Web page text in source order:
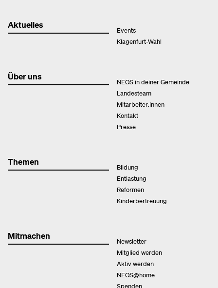
Aktuelles
Events
Klagenfurt-Wahl
Über uns
NEOS in deiner Gemeinde
Landesteam
Mitarbeiter:innen
Kontakt
Presse
Themen
Bildung
Entlastung
Reformen
Kinderbertreuung
Mitmachen
Newsletter
Mitglied werden
Aktiv werden
NEOS@home
Spenden